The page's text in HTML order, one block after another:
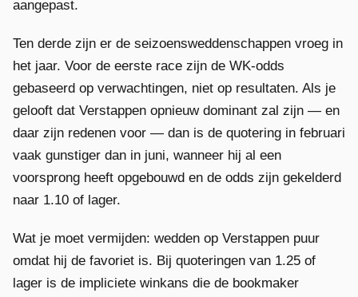
aangepast.
Ten derde zijn er de seizoensweddenschappen vroeg in
het jaar. Voor de eerste race zijn de WK-odds
gebaseerd op verwachtingen, niet op resultaten. Als je
gelooft dat Verstappen opnieuw dominant zal zijn — en
daar zijn redenen voor — dan is de quotering in februari
vaak gunstiger dan in juni, wanneer hij al een
voorsprong heeft opgebouwd en de odds zijn gekelderd
naar 1.10 of lager.
Wat je moet vermijden: wedden op Verstappen puur
omdat hij de favoriet is. Bij quoteringen van 1.25 of
lager is de impliciete winkans die de bookmaker